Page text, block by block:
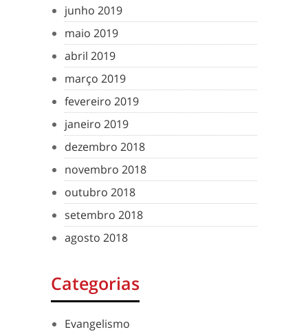
junho 2019
maio 2019
abril 2019
março 2019
fevereiro 2019
janeiro 2019
dezembro 2018
novembro 2018
outubro 2018
setembro 2018
agosto 2018
Categorias
Evangelismo